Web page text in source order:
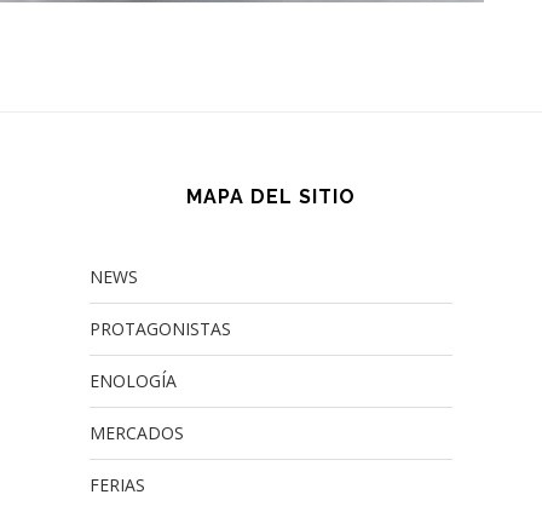
MAPA DEL SITIO
NEWS
PROTAGONISTAS
ENOLOGÍA
MERCADOS
FERIAS